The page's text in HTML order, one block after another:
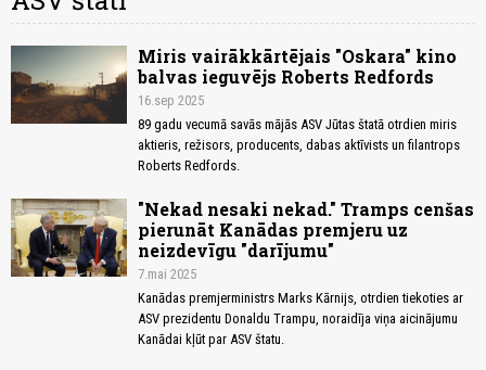
Miris vairākkārtējais "Oskara" kino
balvas ieguvējs Roberts Redfords
16.sep 2025
89 gadu vecumā savās mājās ASV Jūtas štatā otrdien miris
aktieris, režisors, producents, dabas aktīvists un filantrops
Roberts Redfords.
"Nekad nesaki nekad." Tramps cenšas
pierunāt Kanādas premjeru uz
neizdevīgu "darījumu"
7.mai 2025
Kanādas premjerministrs Marks Kārnijs, otrdien tiekoties ar
ASV prezidentu Donaldu Trampu, noraidīja viņa aicinājumu
Kanādai kļūt par ASV štatu.